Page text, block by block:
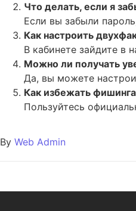
Что делать, если я
Если вы забыли
Как настроить
В кабинете зайдите в
Можно ли получать
Да, вы можете
Как избежать
Пользуйтесь
By Web Admin